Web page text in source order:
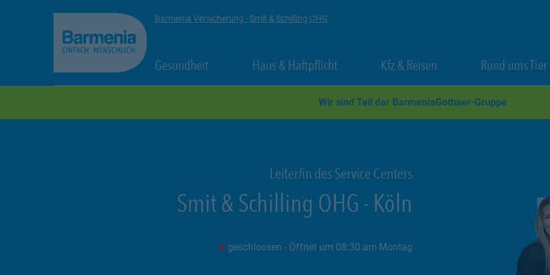
Barmenia Versicherung - Smit & Schilling OHG
Gesundheit Link Opens in New Tab
Haus & HaftpflichtLink Opens in New Tab
Kfz & Reisen Link Opens in New Tab
Rund ums Tier
Wir sind Teil der BarmeniaGothaer-Gruppe
Leiter/in des Service Centers
Smit & Schilling OHG - Köln
geschlossen - Öffnet um 08:30 Montag